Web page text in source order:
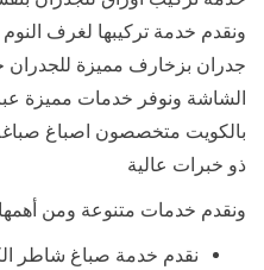
ونقدم خدمة تركيبها لغرف
جدران بزخارف مميزة للجدران
الشاشة ونوفر خدمات مميزة
بالكويت متخصصون اصباغ
ذو خبرات عالية
ونقدم خدمات متنوعة ومن
نقدم خدمة صباغ شاطر